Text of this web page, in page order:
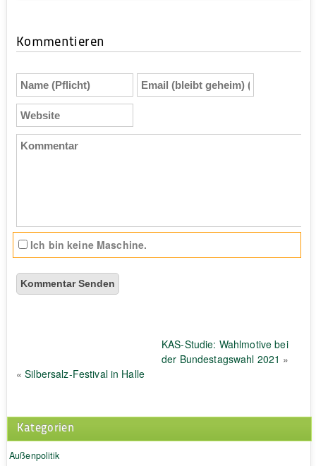
Kommentieren
Name
(Pflicht)
Email
(bleibt
Website
Kommentar
Ich bin keine Maschine.
KAS-Studie: Wahlmotive bei
der Bundestagswahl 2021 »
«Silbersalz-Festival in Halle
Kategorien
Außenpolitik